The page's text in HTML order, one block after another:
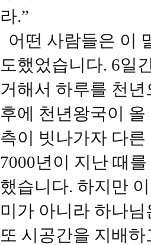
라.”
어떤 사람들은 이
도했었습니다. 6일
거해서 하루를 천
후에 천년왕국이
측이 빗나가자 다
7000년이 지난 때
했습니다. 하지만
미가 아니라 하나
또 시공간을 지배